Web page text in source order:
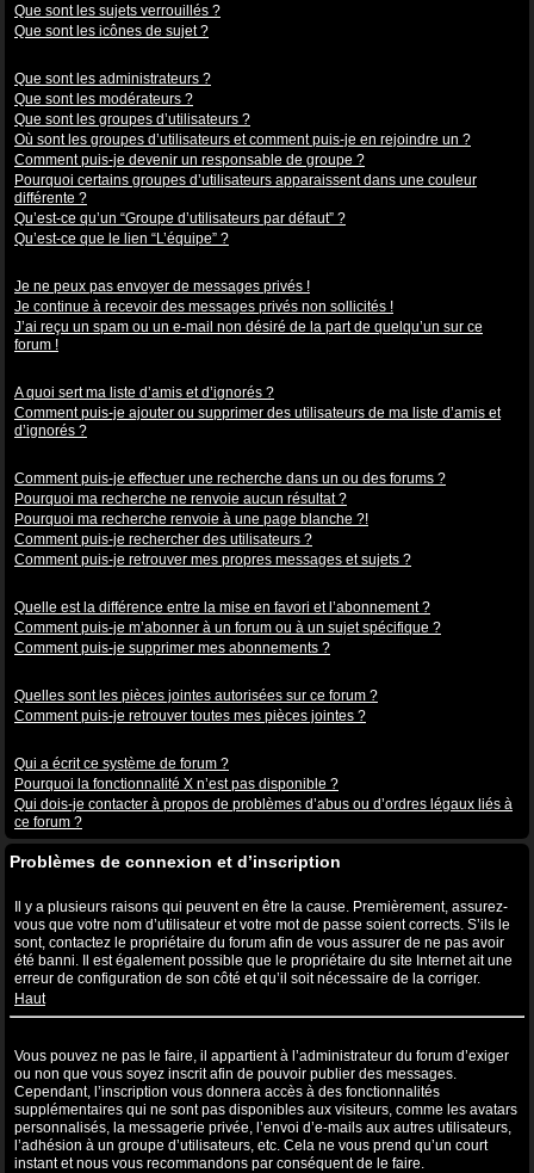
Que sont les sujets verrouillés ?
Que sont les icônes de sujet ?
Que sont les administrateurs ?
Que sont les modérateurs ?
Que sont les groupes d’utilisateurs ?
Où sont les groupes d’utilisateurs et comment puis-je en rejoindre un ?
Comment puis-je devenir un responsable de groupe ?
Pourquoi certains groupes d’utilisateurs apparaissent dans une couleur
différente ?
Qu’est-ce qu’un “Groupe d’utilisateurs par défaut” ?
Qu’est-ce que le lien “L’équipe” ?
Je ne peux pas envoyer de messages privés !
Je continue à recevoir des messages privés non sollicités !
J’ai reçu un spam ou un e-mail non désiré de la part de quelqu’un sur ce
forum !
A quoi sert ma liste d’amis et d’ignorés ?
Comment puis-je ajouter ou supprimer des utilisateurs de ma liste d’amis et
d’ignorés ?
Comment puis-je effectuer une recherche dans un ou des forums ?
Pourquoi ma recherche ne renvoie aucun résultat ?
Pourquoi ma recherche renvoie à une page blanche ?!
Comment puis-je rechercher des utilisateurs ?
Comment puis-je retrouver mes propres messages et sujets ?
Quelle est la différence entre la mise en favori et l’abonnement ?
Comment puis-je m’abonner à un forum ou à un sujet spécifique ?
Comment puis-je supprimer mes abonnements ?
Quelles sont les pièces jointes autorisées sur ce forum ?
Comment puis-je retrouver toutes mes pièces jointes ?
Qui a écrit ce système de forum ?
Pourquoi la fonctionnalité X n’est pas disponible ?
Qui dois-je contacter à propos de problèmes d’abus ou d’ordres légaux liés à
ce forum ?
Problèmes de connexion et d’inscription
Il y a plusieurs raisons qui peuvent en être la cause. Premièrement, assurez-
vous que votre nom d’utilisateur et votre mot de passe soient corrects. S’ils le
sont, contactez le propriétaire du forum afin de vous assurer de ne pas avoir
été banni. Il est également possible que le propriétaire du site Internet ait une
erreur de configuration de son côté et qu’il soit nécessaire de la corriger.
Haut
Vous pouvez ne pas le faire, il appartient à l’administrateur du forum d’exiger
ou non que vous soyez inscrit afin de pouvoir publier des messages.
Cependant, l’inscription vous donnera accès à des fonctionnalités
supplémentaires qui ne sont pas disponibles aux visiteurs, comme les avatars
personnalisés, la messagerie privée, l’envoi d’e-mails aux autres utilisateurs,
l’adhésion à un groupe d’utilisateurs, etc. Cela ne vous prend qu’un court
instant et nous vous recommandons par conséquent de le faire.